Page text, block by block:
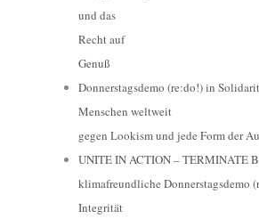
und das
Recht auf
Genuß
Donnerstagsdemo (re:do!) in
Menschen weltweit
gegen Lookism und jede Form der
UNITE IN ACTION – TERMINATE
klimafreundliche Donnerstagsdemo
Integrität